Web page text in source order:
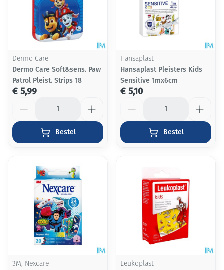
Dermo Care
Dermo Care Soft&sens. Paw
Patrol Pleist. Strips 18
€ 5,99
Bestel
Hansaplast
Hansaplast Pleisters Kids
Sensitive 1mx6cm
€ 5,10
Bestel
3M, Nexcare Leukoplast